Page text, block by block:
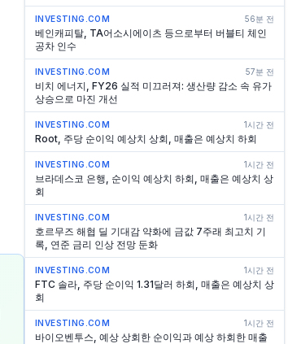
INVESTING.COM 56분 전
베인캐피탈, TA어소시에이츠 등으로부터 버블티 체인
공차 인수
INVESTING.COM 57분 전
비치 에너지, FY26 실적 미끄러져: 생산량 감소 속 유가
상승으로 마진 개선
INVESTING.COM 1시간 전
Root, 주당 순이익 예상치 상회, 매출은 예상치 하회
INVESTING.COM 1시간 전
브라데스코 은행, 순이익 예상치 하회, 매출은 예상치 상
회
INVESTING.COM 1시간 전
호르무즈 해협 딜 기대감 약화에 금값 7주래 최고치 기
록, 연준 금리 인상 전망 둔화
INVESTING.COM 1시간 전
FTC 솔라, 주당 순이익 1.31달러 하회, 매출은 예상치 상
회
INVESTING.COM 1시간 전
바이오벤투스, 예상 상회한 순이익과 예상 하회한 매출